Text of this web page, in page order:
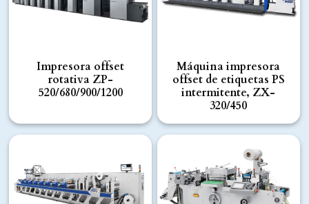
Impresora offset
rotativa ZP-
520/680/900/1200
Máquina impresora
offset de etiquetas PS
intermitente, ZX-
320/450